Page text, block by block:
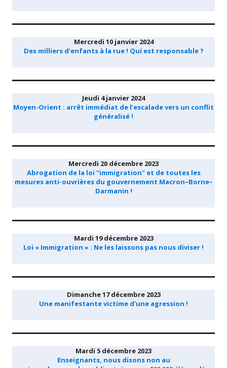
Mercredi 10 janvier 2024
Des milliers d'enfants à la rue ! Qui est responsable ?
Jeudi 4 janvier 2024
Moyen-Orient : arrêt immédiat de l’escalade vers un conflit
généralisé !
Mercredi 20 décembre 2023
Abrogation de la loi "immigration" et de toutes les
mesures anti-ouvrières du gouvernement Macron–Borne–
Darmanin !
Mardi 19 décembre 2023
Loi « Immigration » : Ne les laissons pas nous diviser !
Dimanche 17 décembre 2023
Une manifestante victime d'une agression !
Mardi 5 décembre 2023
Enseignants, nous disons non au